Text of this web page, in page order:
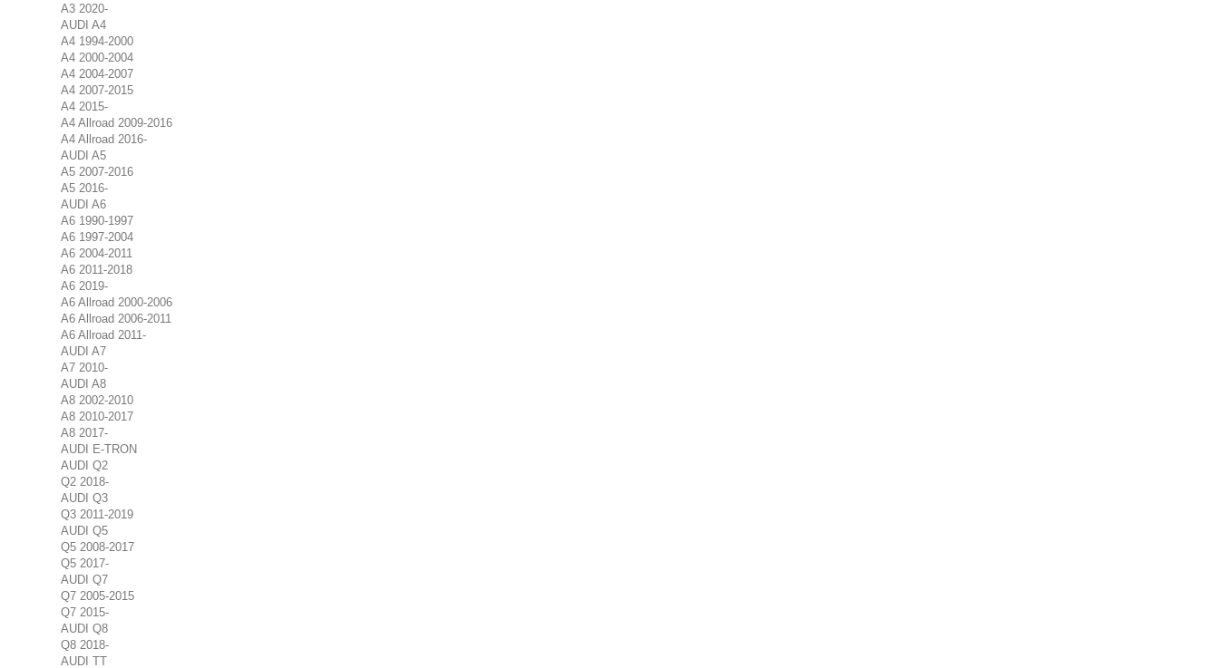
A3 2020-
AUDI A4
A4 1994-2000
A4 2000-2004
A4 2004-2007
A4 2007-2015
A4 2015-
A4 Allroad 2009-2016
A4 Allroad 2016-
AUDI A5
A5 2007-2016
A5 2016-
AUDI A6
A6 1990-1997
A6 1997-2004
A6 2004-2011
A6 2011-2018
A6 2019-
A6 Allroad 2000-2006
A6 Allroad 2006-2011
A6 Allroad 2011-
AUDI A7
A7 2010-
AUDI A8
A8 2002-2010
A8 2010-2017
A8 2017-
AUDI E-TRON
AUDI Q2
Q2 2018-
AUDI Q3
Q3 2011-2019
AUDI Q5
Q5 2008-2017
Q5 2017-
AUDI Q7
Q7 2005-2015
Q7 2015-
AUDI Q8
Q8 2018-
AUDI TT